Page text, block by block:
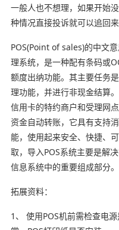
一般人也不想理，如果开始
种情况直接投诉就可以追回来
POS(Point of sales)的中文
理系统，是一种配有条码或
额度出纳功能。其主要任务
理功能，并进行非现金结算
信用卡的特约商户和受理网
资金自动转账，它具有支持
能，使用起来安全、快捷、
取，导入POS系统主要是解
信息系统中的重要组成部分。
拓展资料：
1、 使用POS机前需检查电